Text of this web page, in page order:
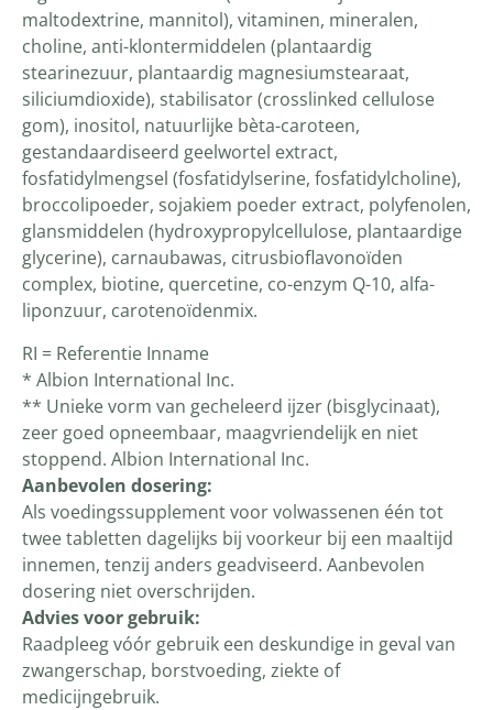
maltodextrine, mannitol), vitaminen, mineralen,
choline, anti-klontermiddelen (plantaardig
stearinezuur, plantaardig magnesiumstearaat,
siliciumdioxide), stabilisator (crosslinked cellulose
gom), inositol, natuurlijke bèta-caroteen,
gestandaardiseerd geelwortel extract,
fosfatidylmengsel (fosfatidylserine, fosfatidylcholine),
broccolipoeder, sojakiem poeder extract, polyfenolen,
glansmiddelen (hydroxypropylcellulose, plantaardige
glycerine), carnaubawas, citrusbioflavonoïden
complex, biotine, quercetine, co-enzym Q-10, alfa-
liponzuur, carotenoïdenmix.
RI = Referentie Inname
* Albion International Inc.
** Unieke vorm van gecheleerd ijzer (bisglycinaat),
zeer goed opneembaar, maagvriendelijk en niet
stoppend. Albion International Inc.
Aanbevolen dosering:
Als voedingssupplement voor volwassenen één tot
twee tabletten dagelijks bij voorkeur bij een maaltijd
innemen, tenzij anders geadviseerd. Aanbevolen
dosering niet overschrijden.
Advies voor gebruik:
Raadpleeg vóór gebruik een deskundige in geval van
zwangerschap, borstvoeding, ziekte of
medicijngebruik.